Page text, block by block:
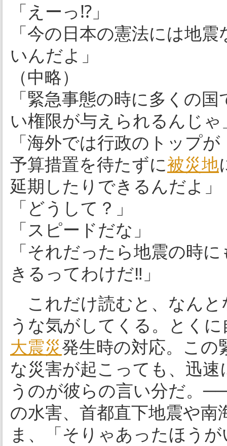
「えーっ⁉︎」
「今の日本の憲法には地
いんだよ」
（中略）
「緊急事態の時に多くの
い権限が与えられるんじゃ
「海外では行政のトップ
予算措置を待たずに被災地
延期したりできるんだよ」
「どうして？」
「スピードだな」
「それだったら地震の時
きるってわけだ‼︎」
これだけ読むと、なんと
うな気がしてくる。とく
大震災発生時の対応。この
な災害が起こっても、迅
うのが彼らの言い分だ。
の水害、首都直下地震や
ま、「そりゃあったほう